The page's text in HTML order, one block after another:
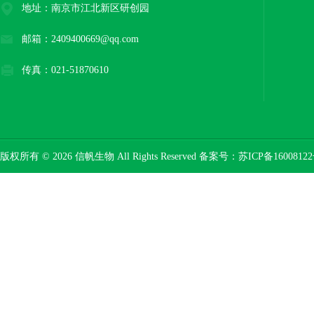
地址：南京市江北新区研创园
邮箱：2409400669@qq.com
传真：021-51870610
版权所有 © 2026 信帆生物 All Rights Reserved 备案号： 苏ICP备